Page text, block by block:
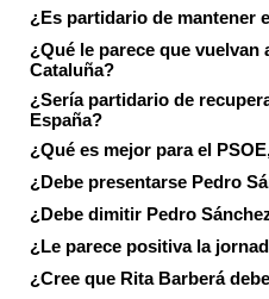
¿Es partidario de mantener
¿Qué le parece que
Cataluña?
¿Sería partidario de
España?
¿Qué es mejor para el
¿Debe presentarse Pedro
¿Debe dimitir Pedro
¿Le parece positiva la
¿Cree que Rita Barberá